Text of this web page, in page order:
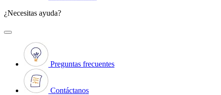
¿Necesitas ayuda?
Preguntas frecuentes
Contáctanos